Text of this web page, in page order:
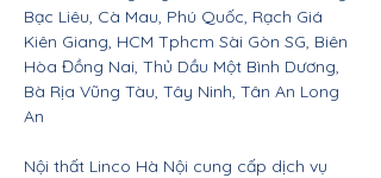
Bạc Liêu, Cà Mau, Phú Quốc, Rạch Giá
Kiên Giang, HCM Tphcm Sài Gòn SG, Biên
Hòa Đồng Nai, Thủ Dầu Một Bình Dương,
Bà Rịa Vũng Tàu, Tây Ninh, Tân An Long
An
Nội thất Linco Hà Nội cung cấp dịch vụ